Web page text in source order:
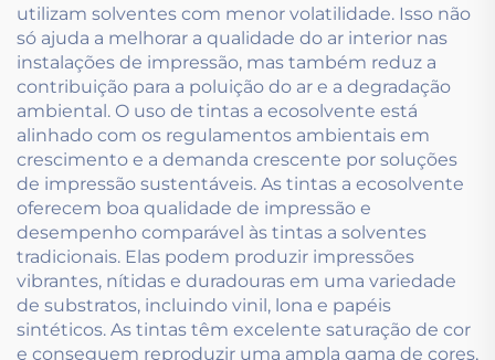
utilizam solventes com menor volatilidade. Isso não
só ajuda a melhorar a qualidade do ar interior nas
instalações de impressão, mas também reduz a
contribuição para a poluição do ar e a degradação
ambiental. O uso de tintas a ecosolvente está
alinhado com os regulamentos ambientais em
crescimento e a demanda crescente por soluções
de impressão sustentáveis. As tintas a ecosolvente
oferecem boa qualidade de impressão e
desempenho comparável às tintas a solventes
tradicionais. Elas podem produzir impressões
vibrantes, nítidas e duradouras em uma variedade
de substratos, incluindo vinil, lona e papéis
sintéticos. As tintas têm excelente saturação de cor
e conseguem reproduzir uma ampla gama de cores,